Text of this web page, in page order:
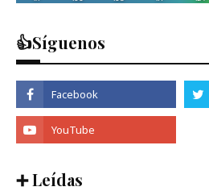
👍Síguenos
➕ Leídas